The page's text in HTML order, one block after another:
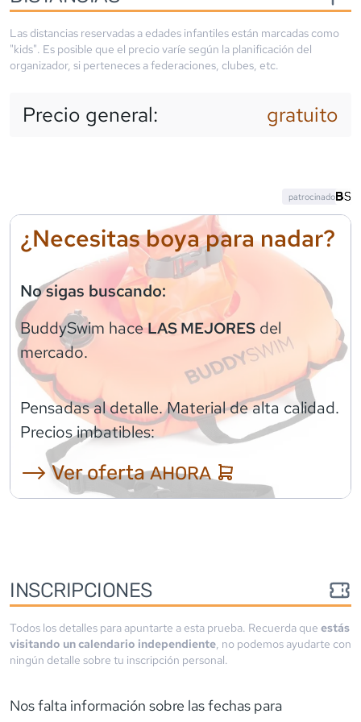
Las distancias reservadas a edades infantiles están marcadas como
"kids". Es posible que el precio varíe según la planificación del
organizador, si perteneces a federaciones, clubes, etc.
Precio general: gratuito
¿Necesitas boya para nadar?
No sigas buscando:
BuddySwim haceLAS MEJORES del
mercado.
Pensadas al detalle. Material de alta calidad.
Precios imbatibles:
⟶ Ver ofertaAHORA
patrocinado
INSCRIPCIONES
Todos los detalles para apuntarte a esta prueba. Recuerda que estás
visitando un calendario independiente, no podemos ayudarte con
ningún detalle sobre tu inscripción personal.
Nos falta información sobre las fechas para